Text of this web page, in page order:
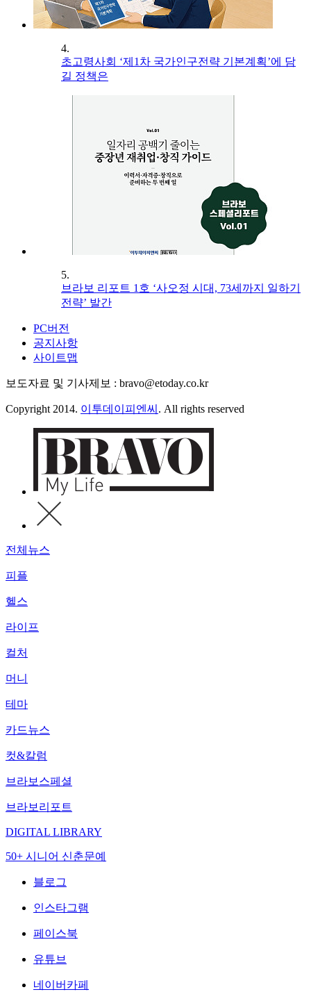
4.
초고령사회 ‘제1차 국가인구전략 기본계획’에 담
길 정책은
5.
브라보 리포트 1호 ‘사오정 시대, 73세까지 일하기
전략’ 발간
PC버전
공지사항
사이트맵
보도자료 및 기사제보 : bravo@etoday.co.kr
Copyright 2014. 이투데이피엔씨 . All rights reserved
전체뉴스
피플
헬스
라이프
컬처
머니
테마
카드뉴스
컷&칼럼
브라보스페셜
브라보리포트
DIGITAL LIBRARY
50+ 시니어 신춘문예
블로그
인스타그램
페이스북
유튜브
네이버카페